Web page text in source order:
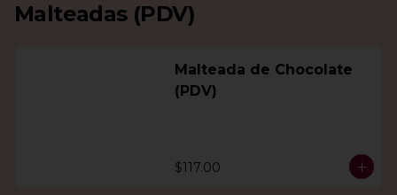
Malteadas (PDV)
Malteada de Chocolate
(PDV)
$117.00